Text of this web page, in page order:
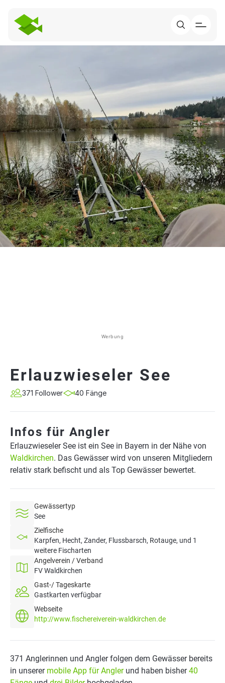
Werbung
Erlauzwieseler See
371 Follower 40 Fänge
Infos für Angler
Erlauzwieseler See ist ein See in Bayern in der Nähe von
Waldkirchen. Das Gewässer wird von unseren Mitgliedern
relativ stark befischt und als Top Gewässer bewertet.
Gewässertyp
See
Zielfische
Karpfen, Hecht, Zander, Flussbarsch, Rotauge, und 1
weitere Fischarten
Angelverein / Verband
FV Waldkirchen
Gast-/ Tageskarte
Gastkarten verfügbar
Webseite
http://www.fischereiverein-waldkirchen.de
371 Anglerinnen und Angler folgen dem Gewässer bereits
in unserer mobile App für Anglerund haben bisher40